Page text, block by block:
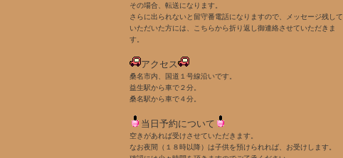
その場合、転送になります。
さらに出られないと留守番電話になりますので、メッセージ残して
いただいた方には、こちらから折り返し御連絡させていただきま
す。
アクセス
桑名市内、国道１号線沿いです。
益生駅から車で２分。
桑名駅から車で４分。
当日予約について
空きがあれば受けさせていただきます。
なお夜間（１８時以降）は子供を預けられれば、お受けします。